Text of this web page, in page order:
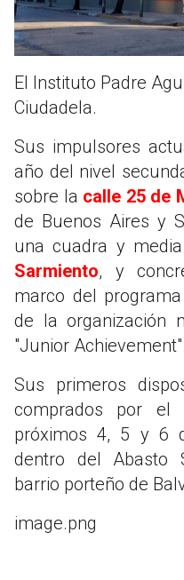
El Instituto Padre
Ciudadela.
Sus impulsores
año del nivel
sobre la calle 25 de
de Buenos Aires y
una cuadra y
Sarmiento, y
marco del
de la organización
"Junior Achievement".
Sus primeros
comprados por el
próximos 4, 5 y 6
dentro del Abasto
barrio porteño de
image.png